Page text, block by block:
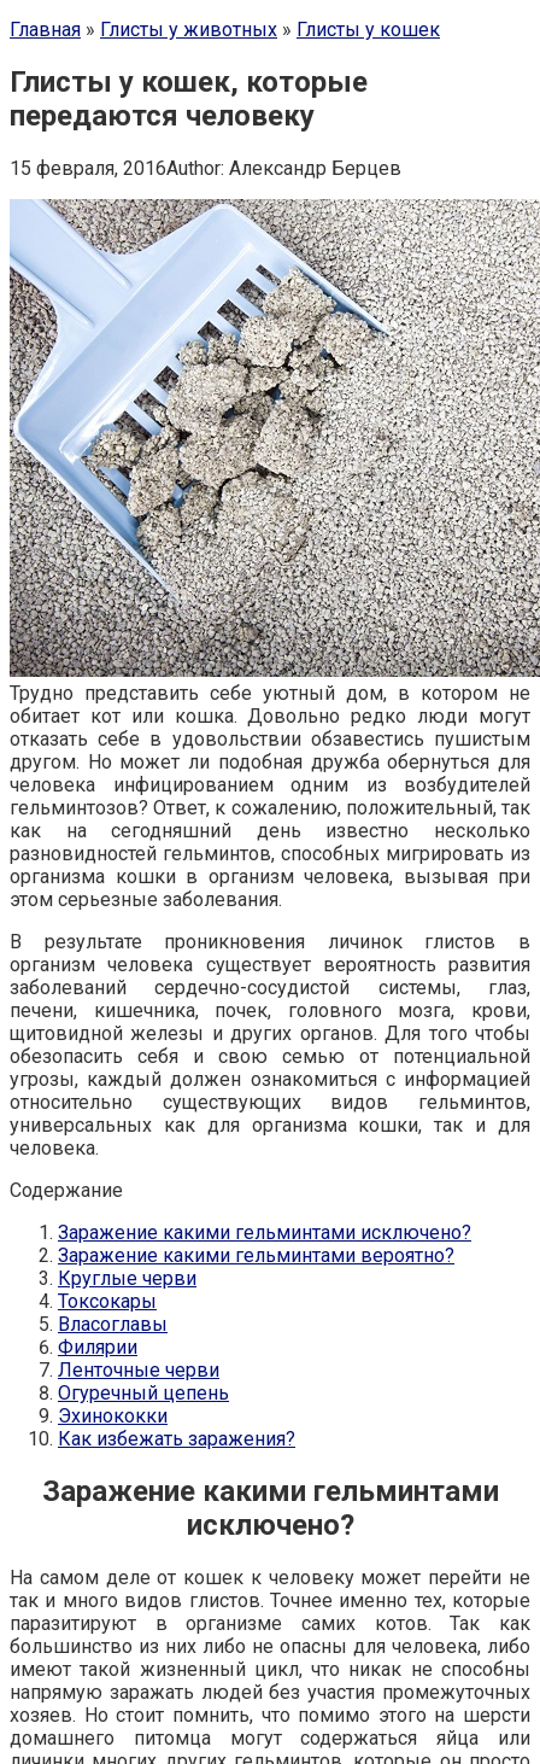
Главная » Глисты у животных » Глисты у кошек
Глисты у кошек, которые
передаются человеку
15 февраля, 2016Author: Александр Берцев
Трудно представить себе уютный дом, в котором не
обитает кот или кошка. Довольно редко люди могут
отказать себе в удовольствии обзавестись пушистым
другом. Но может ли подобная дружба обернуться для
человека инфицированием одним из возбудителей
гельминтозов? Ответ, к сожалению, положительный, так
как на сегодняшний день известно несколько
разновидностей гельминтов, способных мигрировать из
организма кошки в организм человека, вызывая при
этом серьезные заболевания.
В результате проникновения личинок глистов в
организм человека существует вероятность развития
заболеваний сердечно-сосудистой системы, глаз,
печени, кишечника, почек, головного мозга, крови,
щитовидной железы и других органов. Для того чтобы
обезопасить себя и свою семью от потенциальной
угрозы, каждый должен ознакомиться с информацией
относительно существующих видов гельминтов,
универсальных как для организма кошки, так и для
человека.
Содержание
Заражение какими гельминтами исключено?
Заражение какими гельминтами вероятно?
Круглые черви
Токсокары
Власоглавы
Филярии
Ленточные черви
Огуречный цепень
Эхинококки
Как избежать заражения?
Заражение какими гельминтами
исключено?
На самом деле от кошек к человеку может перейти не
так и много видов глистов. Точнее именно тех, которые
паразитируют в организме самих котов. Так как
большинство из них либо не опасны для человека, либо
имеют такой жизненный цикл, что никак не способны
напрямую заражать людей без участия промежуточных
хозяев. Но стоит помнить, что помимо этого на шерсти
домашнего питомца могут содержаться яйца или